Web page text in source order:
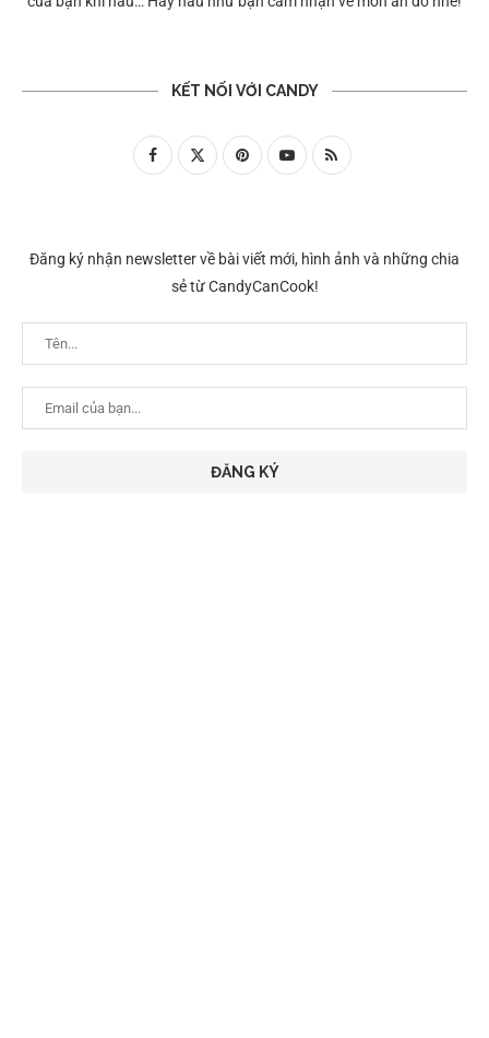
KẾT NỐI VỚI CANDY
Đăng ký nhận newsletter về bài viết mới, hình ảnh và những chia
sẻ từ CandyCanCook!